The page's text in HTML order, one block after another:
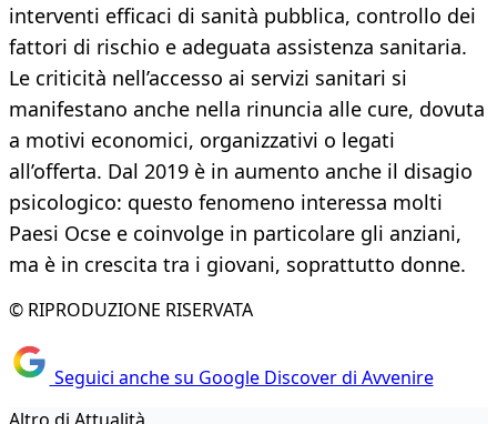
interventi efficaci di sanità pubblica, controllo dei
fattori di rischio e adeguata assistenza sanitaria.
Le criticità nell’accesso ai servizi sanitari si
manifestano anche nella rinuncia alle cure, dovuta
a motivi economici, organizzativi o legati
all’offerta. Dal 2019 è in aumento anche il disagio
psicologico: questo fenomeno interessa molti
Paesi Ocse e coinvolge in particolare gli anziani,
ma è in crescita tra i giovani, soprattutto donne.
© RIPRODUZIONE RISERVATA
Seguici anche su Google Discover di Avvenire